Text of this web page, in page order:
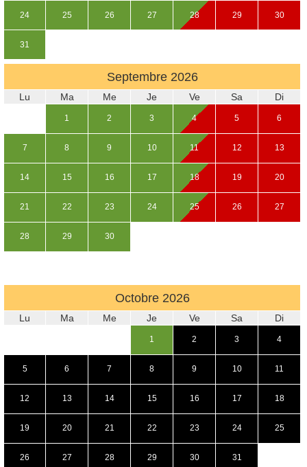
24 25 26 27 28 29 30
31
Septembre 2026
Lu Ma Me Je Ve Sa Di
1 2 3 4 5 6
7 8 9 10 11 12 13
14 15 16 17 18 19 20
21 22 23 24 25 26 27
28 29 30
Octobre 2026
Lu Ma Me Je Ve Sa Di
1 2 3 4
5 6 7 8 9 10 11
12 13 14 15 16 17 18
19 20 21 22 23 24 25
26 27 28 29 30 31